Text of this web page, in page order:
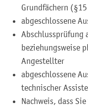
Grundfächern
abgeschlossene
Abschlussprüfung
beziehungsweise
Angestellter
abgeschlossene
technischer
Nachweis, dass